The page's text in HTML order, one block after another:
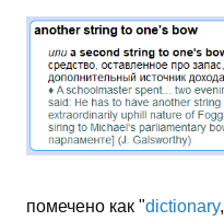
помечено как "dictionary,